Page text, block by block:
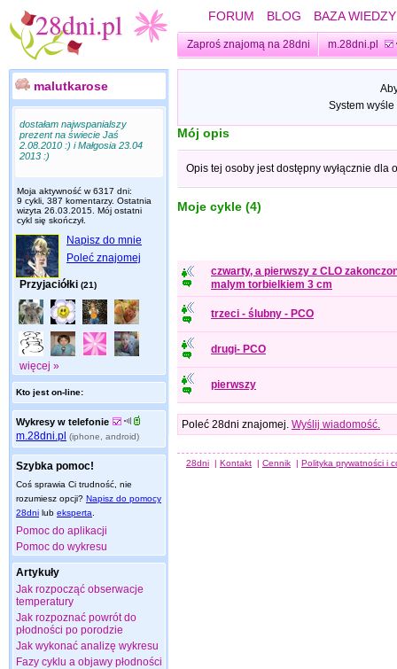
FORUM BLOG BAZA WIEDZY
Zaproś znajomą na 28dni m.28dni.pl
malutkarose
dostałam najwspanialszy
prezent na świecie Jaś
2.08.2010 :) i Małgosia 23.04
2013 :)
Moja aktywność w 6317 dni:
9 cykli, 387 komentarzy. Ostatnia
wizyta 26.03.2015 . Mój ostatni
cykl się skończył.
Napisz do mnie
Poleć znajomej
Przyjaciółki (21)
więcej »
Kto jest on-line:
Wykresy w telefonie
m.28dni.pl (iphone, android)
Szybka pomoc!
Coś sprawia Ci trudność, nie
rozumiesz opcji? Napisz do pomocy
28dni lub eksperta
Pomoc do aplikacji
Pomoc do wykresu
Artykuły
Jak rozpocząć obserwacje
temperatury
Jak rozpoznać powrót do
płodności po porodzie
Jak wykonać analizę wykresu
Fazy cyklu a objawy płodności
System
Mój opis
Opis tej osoby jest dostępny wyłącznie dla
Moje cykle (4)
czwarty, a pierwszy z CLO
malym torbielkiem 3 cm
trzeci - ślubny - PCO
drugi- PCO
pierwszy
Poleć 28dni znajomej. Wyślij wiadomość.
28dni | Kontakt | Cennik | Polityka prywatności i